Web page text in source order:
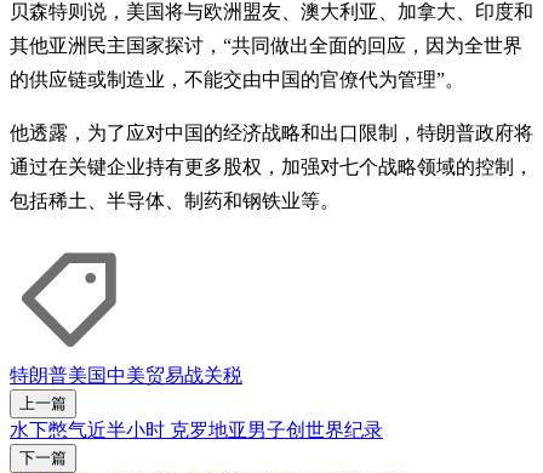
贝森特则说，美国将与欧洲盟友、澳大利亚、加拿大、印度和
其他亚洲民主国家探讨，“共同做出全面的回应，因为全世界
的供应链或制造业，不能交由中国的官僚代为管理”。
他透露，为了应对中国的经济战略和出口限制，特朗普政府将
通过在关键企业持有更多股权，加强对七个战略领域的控制，
包括稀土、半导体、制药和钢铁业等。
特朗普美国中美贸易战关税
上一篇
水下憋气近半小时 克罗地亚男子创世界纪录
下一篇